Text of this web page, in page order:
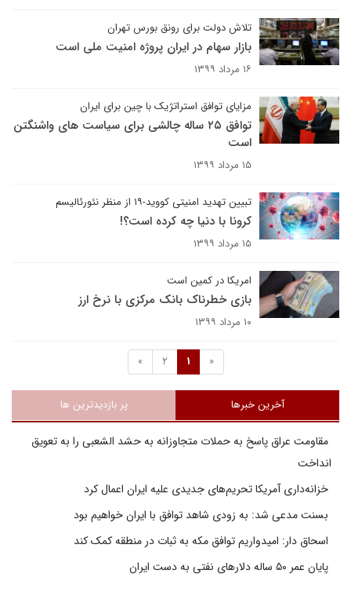
تلاش دولت برای رونق بورس تهران
بازار سهام در ایران پروژه امنیت ملی است
۱۶ مرداد ۱۳۹۹
مزایای توافق استراتژیک با چین برای ایران
توافق ۲۵ ساله چالشی برای سیاست های واشنگتن
است
۱۵ مرداد ۱۳۹۹
تبیین تهدید امنیتی کووید-۱۹ از منظر نئورئالیسم
کرونا با دنیا چه کرده است؟!
۱۵ مرداد ۱۳۹۹
امریکا در کمین است
بازی خطرناک بانک مرکزی با نرخ ارز
۱۰ مرداد ۱۳۹۹
«
1
2
»
آخرین خبرها پر بازدیدترین ها
مقاومت عراق پاسخ به حملات متجاوزانه به حشد الشعبی را به تعویق
انداخت
خزانه‌داری آمریکا تحریم‌های جدیدی علیه ایران اعمال کرد
بسنت مدعی شد: به زودی شاهد توافق با ایران خواهیم بود
اسحاق دار: امیدواریم توافق مکه به ثبات در منطقه کمک کند
پایان عمر ۵۰ ساله دلارهای نفتی به دست ایران